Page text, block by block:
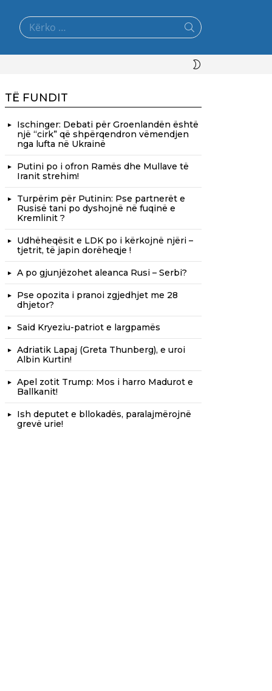
Search
for:
TË FUNDIT
Ischinger: Debati për Groenlandën është
një “cirk” që shpërqendron vëmendjen
nga lufta në Ukrainë
Putini po i ofron Ramës dhe Mullave të
Iranit strehim!
Turpërim për Putinin: Pse partnerët e
Rusisë tani po dyshojnë në fuqinë e
Kremlinit ?
Udhëheqësit e LDK po i kërkojnë njëri –
tjetrit, të japin dorëheqje !
A po gjunjëzohet aleanca Rusi – Serbi?
Pse opozita i pranoi zgjedhjet me 28
dhjetor?
Said Kryeziu-patriot e largpamës
Adriatik Lapaj (Greta Thunberg), e uroi
Albin Kurtin!
Apel zotit Trump: Mos i harro Madurot e
Ballkanit!
Ish deputet e bllokadës, paralajmërojnë
grevë urie!